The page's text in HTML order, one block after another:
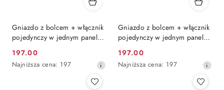
Gniazdo z bolcem + włącznik
pojedynczy w jednym panelu
Cena
promocyjna:
197.00
Najniższa
Najniższa cena: 197
Gniazdo z bolcem + włącznik
pojedynczy w jednym panelu
Cena
promocyjna:
197.00
Najniższa
Najniższa cena: 197